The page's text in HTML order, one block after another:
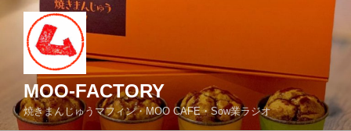
MOO-FACTORY
焼きまんじゅうマフィン・MOO CAFE・Sow業ラジオ